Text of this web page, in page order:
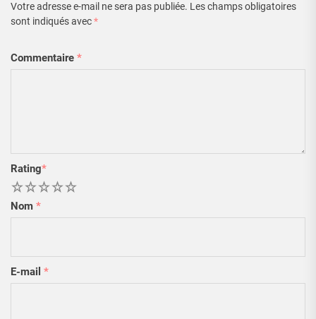
Votre adresse e-mail ne sera pas publiée. Les champs obligatoires
sont indiqués avec*
Commentaire *
Rating*
5
4
3
2
Nom *
E-mail *